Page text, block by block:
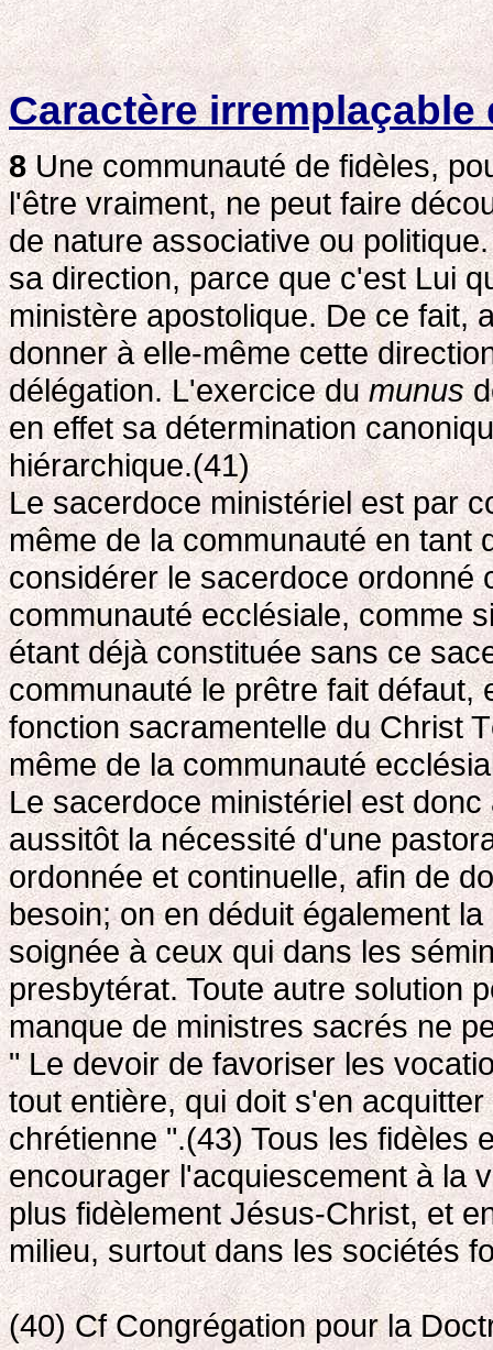
Caractère
8Une communauté de fidèles,
l'être vraiment, ne peut faire
de nature associative ou
sa direction, parce que c'est Lui
ministère apostolique. De ce fait,
donner à elle-même cette
délégation. L'exercice dumunus
en effet sa détermination
hiérarchique.(41)
Le sacerdoce ministériel est par
même de la communauté en tant
considérer le sacerdoce ordonné
communauté ecclésiale, comme
étant déjà constituée sans ce
communauté le prêtre fait
fonction sacramentelle du Christ
même de la communauté
Le sacerdoce ministériel est
aussitôt la nécessité d'une
ordonnée et continuelle, afin de
besoin; on en déduit également
soignée à ceux qui dans les
presbytérat. Toute autre solution
manque de ministres sacrés ne
" Le devoir de favoriser les
tout entière, qui doit s'en
chrétienne ".(43) Tous les fidèles
encourager l'acquiescement à la
plus fidèlement Jésus-Christ, et
milieu, surtout dans les sociétés
(40) Cf Congrégation pour la